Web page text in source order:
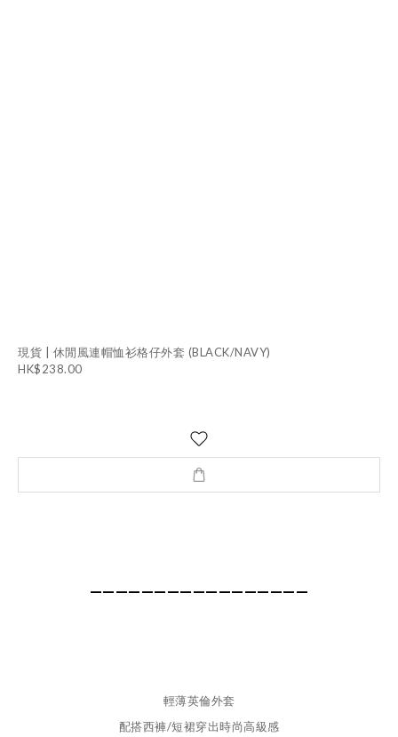
現貨 | 休閒風連帽恤衫格仔外套 (BLACK/NAVY)
HK$238.00
—————————————————
輕薄英倫外套
配搭西褲/短裙穿出時尚高級感